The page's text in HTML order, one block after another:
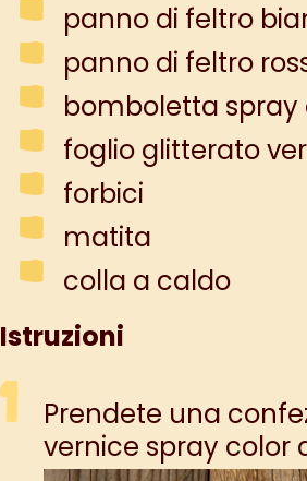
panno di feltro
panno di feltro
bomboletta spray
foglio glitterato
forbici
matita
colla a caldo
Istruzioni
Prendete una
vernice spray color